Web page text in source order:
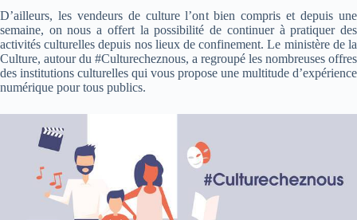
D’ailleurs, les vendeurs de culture l’ont bien compris et depuis une
semaine, on nous a offert la possibilité de continuer à pratiquer des
activités culturelles depuis nos lieux de confinement. Le ministère de la
Culture, autour du #Culturecheznous, a regroupé les nombreuses offres
des institutions culturelles qui vous propose une multitude d’expérience
numérique pour tous publics.